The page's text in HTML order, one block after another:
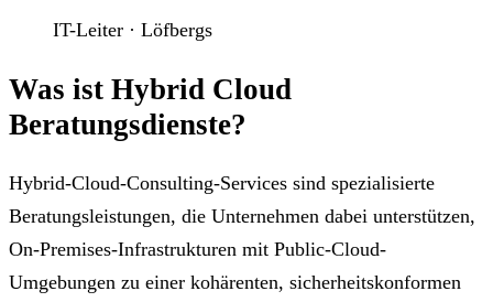
IT-Leiter · Löfbergs
Was ist Hybrid Cloud
Beratungsdienste?
Hybrid-Cloud-Consulting-Services sind spezialisierte
Beratungsleistungen, die Unternehmen dabei unterstützen,
On-Premises-Infrastrukturen mit Public-Cloud-
Umgebungen zu einer kohärenten, sicherheitskonformen